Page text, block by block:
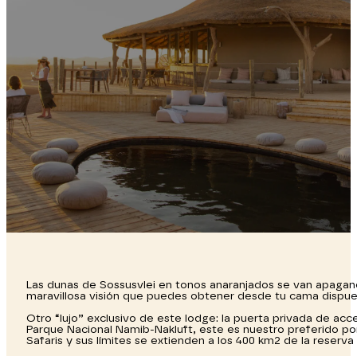
Las dunas de Sossusvlei en tonos anaranjados se van
maravillosa visión que puedes obtener desde tu cama
Otro “lujo” exclusivo de este lodge: la puerta privada de
Parque Nacional Namib-Nakluft, este es nuestro preferido
Safaris y sus límites se extienden a los 400 km2 de la